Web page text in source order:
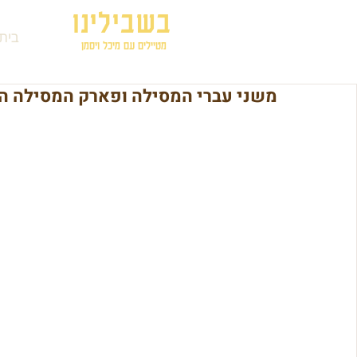
בית בשבילינו
מטיילים עם מיכל ויסמן
משני עברי המסילה ופארק המסילה